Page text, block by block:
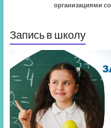
организациями
Запись в школу